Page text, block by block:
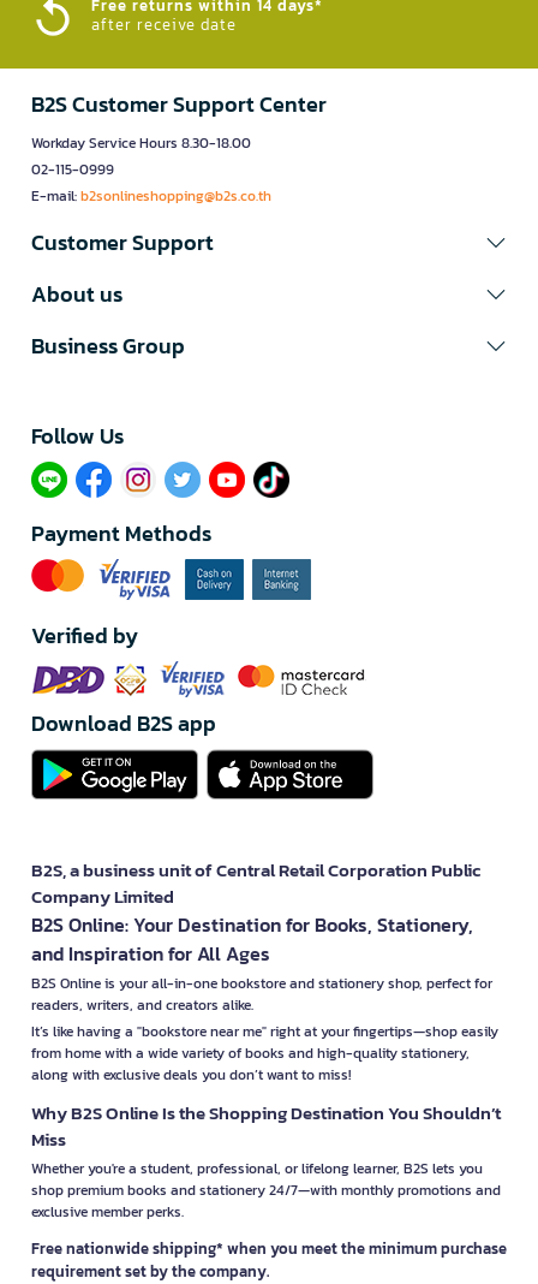
Free returns within 14 days*
after receive date
B2S Customer Support Center
Workday Service Hours 8.30-18.00
02-115-0999
E-mail:b2sonlineshopping@b2s.co.th
Customer Support
About us
Business Group
Follow Us​
Payment Methods
Verified by
Download B2S app
B2S, a business unit of Central Retail Corporation Public
Company Limited
B2S Online: Your Destination for Books, Stationery,
and Inspiration for All Ages
B2S Online is your all-in-one bookstore and stationery shop, perfect for
readers, writers, and creators alike.
It’s like having a "bookstore near me" right at your fingertips—shop easily
from home with a wide variety of books and high-quality stationery,
along with exclusive deals you don’t want to miss!
Why B2S Online Is the Shopping Destination You Shouldn’t
Miss
Whether you're a student, professional, or lifelong learner, B2S lets you
shop premium books and stationery 24/7—with monthly promotions and
exclusive member perks.
Free nationwide shipping* when you meet the minimum purchase
requirement set by the company.